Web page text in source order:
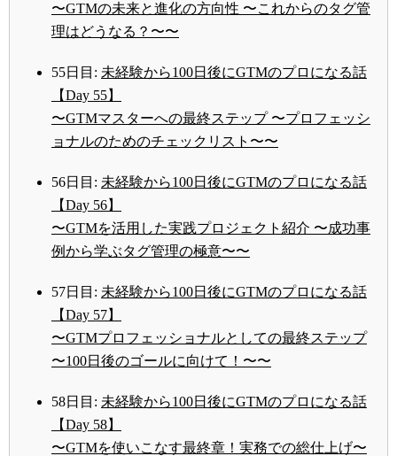
〜GTMの未来と進化の方向性 〜これからのタグ管
理はどうなる？〜〜
55日目: 未経験から100日後にGTMのプロになる話
【Day 55】
〜GTMマスターへの最終ステップ 〜プロフェッシ
ョナルのためのチェックリスト〜〜
56日目: 未経験から100日後にGTMのプロになる話
【Day 56】
〜GTMを活用した実践プロジェクト紹介 〜成功事
例から学ぶタグ管理の極意〜〜
57日目: 未経験から100日後にGTMのプロになる話
【Day 57】
〜GTMプロフェッショナルとしての最終ステップ
〜100日後のゴールに向けて！〜〜
58日目: 未経験から100日後にGTMのプロになる話
【Day 58】
〜GTMを使いこなす最終章！実務での総仕上げ〜